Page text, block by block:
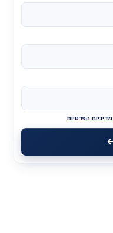
מדיניות הפרטיות